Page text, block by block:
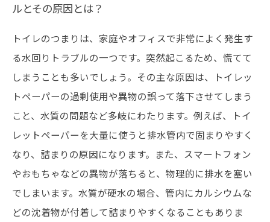
い注意点と日常のメンテナンス
専門業者に頼るべき？自分で直せるトイレのつ
まり修理の限界と判断基準
安心して使い続けるために！トイレつまり原因
と修理方法の総まとめ
ルとその原因とは？
トイレのつまりは、家庭やオフィスで非常によく発生す
る水回りトラブルの一つです。突然起こるため、慌てて
しまうことも多いでしょう。その主な原因は、トイレッ
トペーパーの過剰使用や異物の誤って落下させてしまう
こと、水質の問題など多岐にわたります。例えば、トイ
レットペーパーを大量に使うと排水管内で固まりやすく
なり、詰まりの原因になります。また、スマートフォン
やおもちゃなどの異物が落ちると、物理的に排水を塞い
でしまいます。水質が硬水の場合、管内にカルシウムな
どの沈着物が付着して詰まりやすくなることもありま